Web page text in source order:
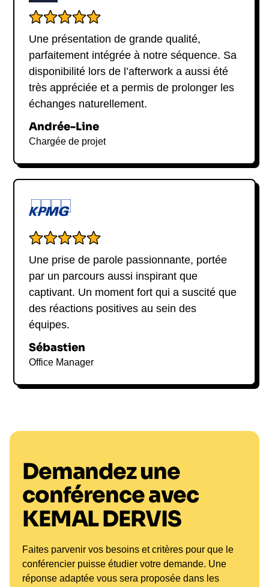
Une présentation de grande qualité,
parfaitement intégrée à notre séquence. Sa
disponibilité lors de l’afterwork a aussi été
très appréciée et a permis de prolonger les
échanges naturellement.
Andrée-Line
Chargée de projet
Une prise de parole passionnante, portée
par un parcours aussi inspirant que
captivant. Un moment fort qui a suscité que
des réactions positives au sein des
équipes.
Sébastien
Office Manager
Demandez une
conférence avec
KEMAL DERVIS
Faites parvenir vos besoins et critères pour que le
conférencier puisse étudier votre demande. Une
réponse adaptée vous sera proposée dans les